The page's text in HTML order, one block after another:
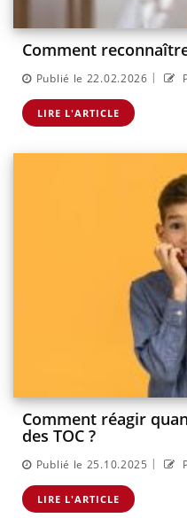
Comment
Publié le 22.02.2026 |
LIRE L'ARTICLE
Comment réagir
des TOC ?
Publié le 25.10.2025 |
LIRE L'ARTICLE